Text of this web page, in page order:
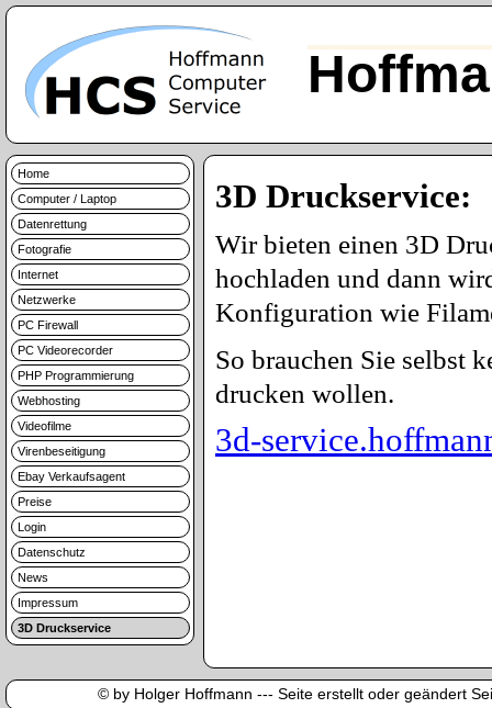
Home
Computer / Laptop
Datenrettung
Fotografie
Internet
Netzwerke
PC Firewall
PC Videorecorder
PHP Programmierung
Webhosting
Videofilme
Virenbeseitigung
Ebay Verkaufsagent
Preise
Login
Datenschutz
News
Impressum
3D Druckservice
3D Druckservice:
Wir bieten einen 3D
hochladen und dann
Konfiguration wie
So brauchen Sie selbst
drucken wollen.
3d-
© by Holger Hoffmann --- Seite erstellt oder geändert